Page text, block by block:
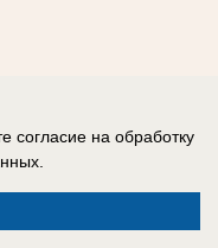
согласие на обработку